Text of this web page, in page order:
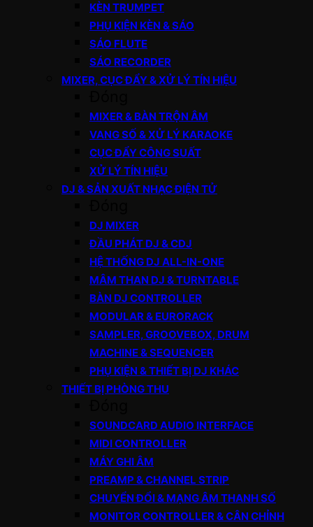
KÈN TRUMPET
PHỤ KIỆN KÈN & SÁO
SÁO FLUTE
SÁO RECORDER
MIXER, CỤC ĐẨY & XỬ LÝ TÍN HIỆU
MIXER & BÀN TRỘN ÂM
VANG SỐ & XỬ LÝ KARAOKE
CỤC ĐẨY CÔNG SUẤT
XỬ LÝ TÍN HIỆU
DJ & SẢN XUẤT NHẠC ĐIỆN TỬ
DJ MIXER
ĐẦU PHÁT DJ & CDJ
HỆ THỐNG DJ ALL-IN-ONE
MÂM THAN DJ & TURNTABLE
BÀN DJ CONTROLLER
MODULAR & EURORACK
SAMPLER, GROOVEBOX, DRUM
MACHINE & SEQUENCER
PHỤ KIỆN & THIẾT BỊ DJ KHÁC
THIẾT BỊ PHÒNG THU
SOUNDCARD AUDIO INTERFACE
MIDI CONTROLLER
MÁY GHI ÂM
PREAMP & CHANNEL STRIP
CHUYỂN ĐỔI & MẠNG ÂM THANH SỐ
MONITOR CONTROLLER & CÂN CHỈNH